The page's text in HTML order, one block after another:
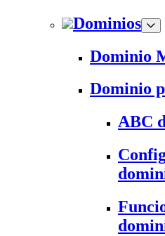
Dominios
Dominio
Dominio
ABC